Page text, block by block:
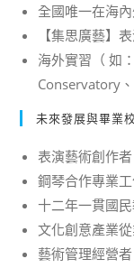
全國唯一在海
【集思廣藝】
海外實習（ 如
Conservatory
未來發展與畢業
表演藝術創作
鋼琴合作專業
十二年一貫國
文化創意產業
藝術管理經營